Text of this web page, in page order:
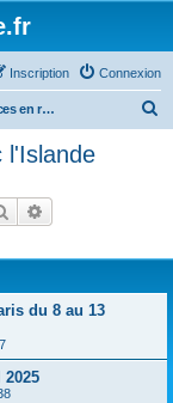
Connexion
Inscription
Petites annonces en relation avec l'Islande
r
l'Islande
Rechercher
du 8 au 13